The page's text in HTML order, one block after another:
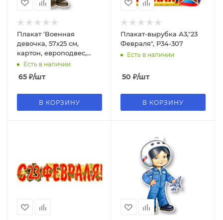
Плакат 'Военная
девочка, 57х25 см,
картон, европодвес,
P34-408
Есть в наличии
65 ₽/шт
В КОРЗИНУ
Плакат-вырубка А3,"23
Февраля", Р34-307
Есть в наличии
50 ₽/шт
В КОРЗИНУ